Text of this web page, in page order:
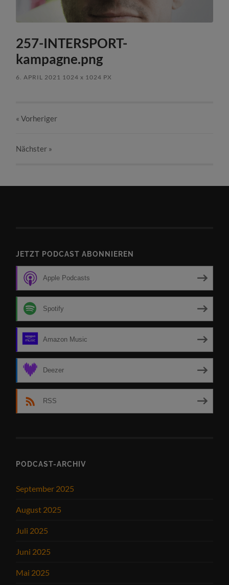
257-INTERSPORT-
kampagne.png
6. APRIL 2021 1024x 1024 PX
« Vorheriger
Nächster »
JETZT PODCAST ABONNIEREN
Apple Podcasts
Spotify
Amazon Music
Deezer
RSS
PODCAST-ARCHIV
September 2025
August 2025
Juli 2025
Juni 2025
Mai 2025